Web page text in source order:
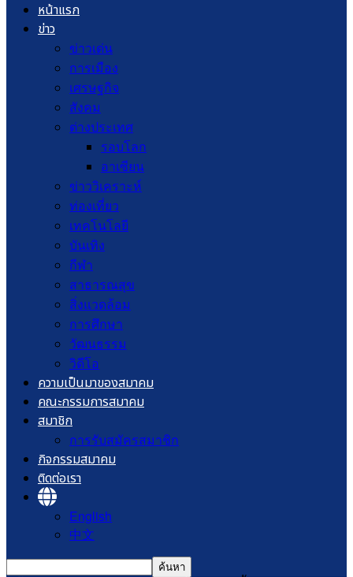
หน้าแรก
ข่าว
ข่าวเด่น
การเมือง
เศรษฐกิจ
สังคม
ต่างประเทศ
รอบโลก
อาเซียน
ข่าววิเคราะห์
ท่องเที่ยว
เทคโนโลยี
บันเทิง
กีฬา
สาธารณสุข
สิ่งแวดล้อม
การศึกษา
วัฒนธรรม
วิดีโอ
ความเป็นมาของสมาคม
คณะกรรมการสมาคม
สมาชิก
การรับสมัครสมาชิก
กิจกรรมสมาคม
ติดต่อเรา
English
中文